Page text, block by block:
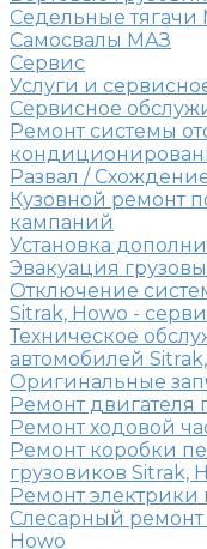
Седельные тягачи
Самосвалы МАЗ
Сервис
Услуги и
Сервисное
Ремонт системы
Развал /
Кузовной ремонт
кампаний
Установка
Эвакуация
Отключение
Sitrak, Howo -
Техническое
автомобилей
Оригинальные
Ремонт двигателя
Ремонт ходовой
Ремонт коробки
грузовиков Sitrak,
Ремонт электрики
Слесарный ремонт
Howo